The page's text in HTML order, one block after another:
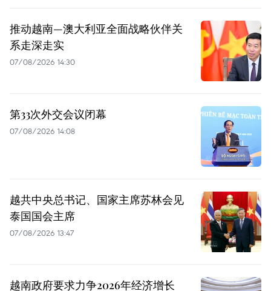
推动越南—澳大利亚全面战略伙伴关
系走深走实
07/08/2026 14:30
第33次外交会议闭幕
07/08/2026 14:08
越共中央总书记、国家主席苏林会见
泰国国会主席
07/08/2026 13:47
越南政府要求力争2026年经济增长